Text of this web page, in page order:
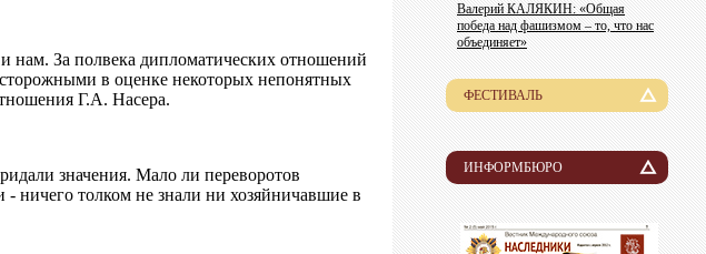
нам. За полвека дипломатических отношений
в оценке некоторых непонятных
Г.А. Насера.
значения. Мало ли переворотов
ничего толком не знали ни хозяйничавшие в
Валерий КАЛЯКИН: «Общая
победа над фашизмом – то, что нас
объединяет»
ФЕСТИВАЛЬ
История
Лауреаты
Организационный комитет
Информация для участников
ИНФОРМБЮРО
Новости
Пресса о нас